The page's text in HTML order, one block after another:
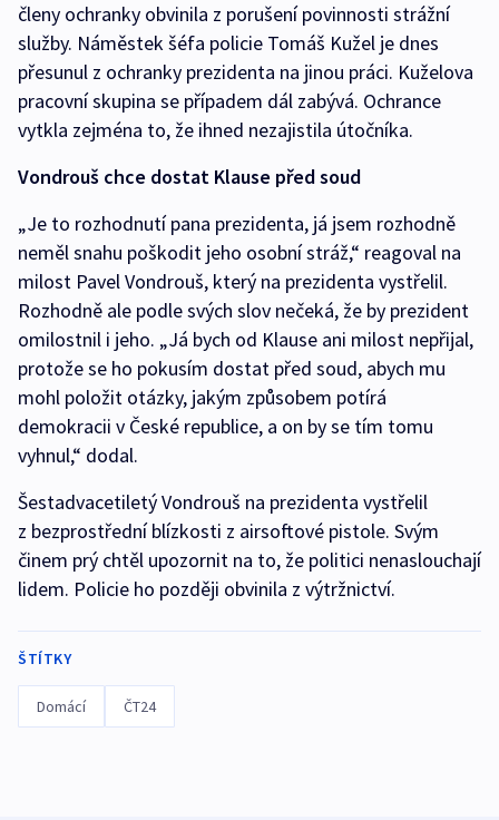
členy ochranky obvinila z porušení povinnosti strážní
služby. Náměstek šéfa policie Tomáš Kužel je dnes
přesunul z ochranky prezidenta na jinou práci. Kuželova
pracovní skupina se případem dál zabývá. Ochrance
vytkla zejména to, že ihned nezajistila útočníka.
Vondrouš chce dostat Klause před soud
„Je to rozhodnutí pana prezidenta, já jsem rozhodně
neměl snahu poškodit jeho osobní stráž,“ reagoval na
milost Pavel Vondrouš, který na prezidenta vystřelil.
Rozhodně ale podle svých slov nečeká, že by prezident
omilostnil i jeho. „Já bych od Klause ani milost nepřijal,
protože se ho pokusím dostat před soud, abych mu
mohl položit otázky, jakým způsobem potírá
demokracii v České republice, a on by se tím tomu
vyhnul,“ dodal.
Šestadvacetiletý Vondrouš na prezidenta vystřelil
z bezprostřední blízkosti z airsoftové pistole. Svým
činem prý chtěl upozornit na to, že politici nenaslouchají
lidem. Policie ho později obvinila z výtržnictví.
ŠTÍTKY
Domácí ČT24